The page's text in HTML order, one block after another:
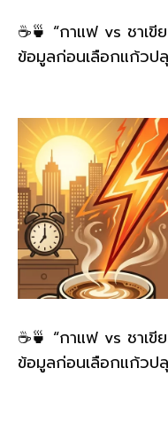
☕🍵 “กาแฟ vs ชาเขี
ข้อมูลก่อนเลือกแก้วป
☕🍵 “กาแฟ vs ชาเขี
ข้อมูลก่อนเลือกแก้วป